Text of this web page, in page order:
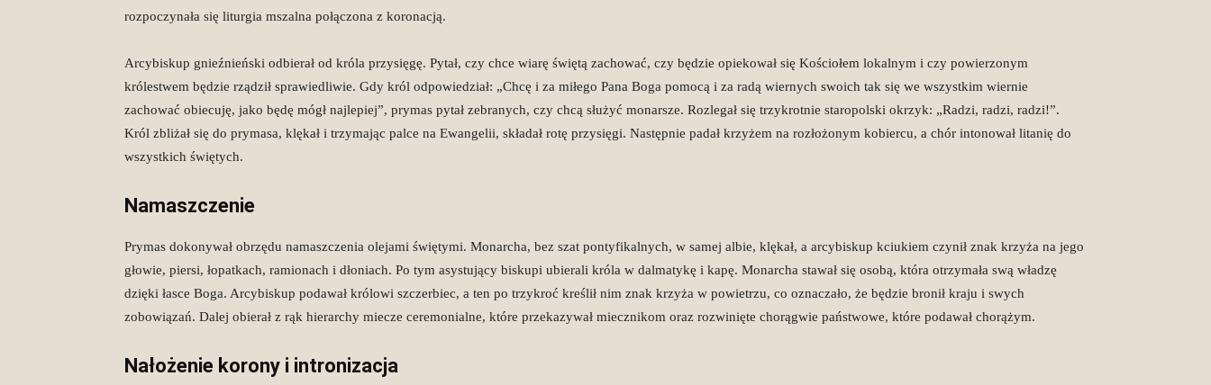
rozpoczynała się liturgia mszalna połączona z koronacją.
Arcybiskup gnieźnieński odbierał od króla przysięgę. Pytał, czy chce wiarę świętą zachować, czy będzie opiekował się Kościołem lokalnym i czy powierzonym
królestwem będzie rządził sprawiedliwie. Gdy król odpowiedział: „Chcę i za miłego Pana Boga pomocą i za radą wiernych swoich tak się we wszystkim wiernie
zachować obiecuję, jako będę mógł najlepiej”, prymas pytał zebranych, czy chcą służyć monarsze. Rozlegał się trzykrotnie staropolski okrzyk: „Radzi, radzi, radzi!”.
Król zbliżał się do prymasa, klękał i trzymając palce na Ewangelii, składał rotę przysięgi. Następnie padał krzyżem na rozłożonym kobiercu, a chór intonował litanię do
wszystkich świętych.
Namaszczenie
Prymas dokonywał obrzędu namaszczenia olejami świętymi. Monarcha, bez szat pontyfikalnych, w samej albie, klękał, a arcybiskup kciukiem czynił znak krzyża na jego
głowie, piersi, łopatkach, ramionach i dłoniach. Po tym asystujący biskupi ubierali króla w dalmatykę i kapę. Monarcha stawał się osobą, która otrzymała swą władzę
dzięki łasce Boga. Arcybiskup podawał królowi szczerbiec, a ten po trzykroć kreślił nim znak krzyża w powietrzu, co oznaczało, że będzie bronił kraju i swych
zobowiązań. Dalej obierał z rąk hierarchy miecze ceremonialne, które przekazywał miecznikom oraz rozwinięte chorągwie państwowe, które podawał chorążym.
Nałożenie korony i intronizacja